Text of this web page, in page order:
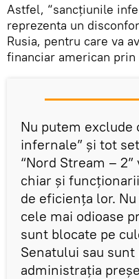
Astfel, “sancțiunile
reprezenta un
Rusia, pentru care va
financiar american
Nu putem exclude
infernale” și tot
“Nord Stream –
chiar și
de eficiența lor.
cele mai odioase
sunt blocate pe
Senatului sau
administrația